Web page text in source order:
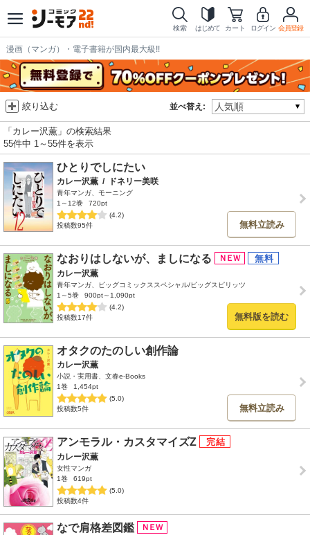
検索 はじめて カート ログイン 会員登録
漫画（マンガ）・電子書籍が国内最大級!!
並べ替え:
絞り込む
「カレー沢薫」の検索結果
55件中 1～55件を表示
ひとりでしにたい
カレー沢薫 / ドネリー美咲
青年マンガ、モーニング
1～12巻
720pt
(4.2)
投稿数95件
無料立読み
なおりはしないが、ましになる
カレー沢薫
青年マンガ、ビッグコミックススペシャル/ビッグスピリッツ
1～5巻
900pt～1,090pt
(4.2)
投稿数17件
無料版を読む
オタクのたのしい創作論
カレー沢薫
小説・実用書、文春e-Books
1巻
1,454pt
(5.0)
投稿数5件
無料立読み
アンモラル・カスタマイズZ
カレー沢薫
女性マンガ
1巻
619pt
(5.0)
投稿数4件
なで肩格差図鑑